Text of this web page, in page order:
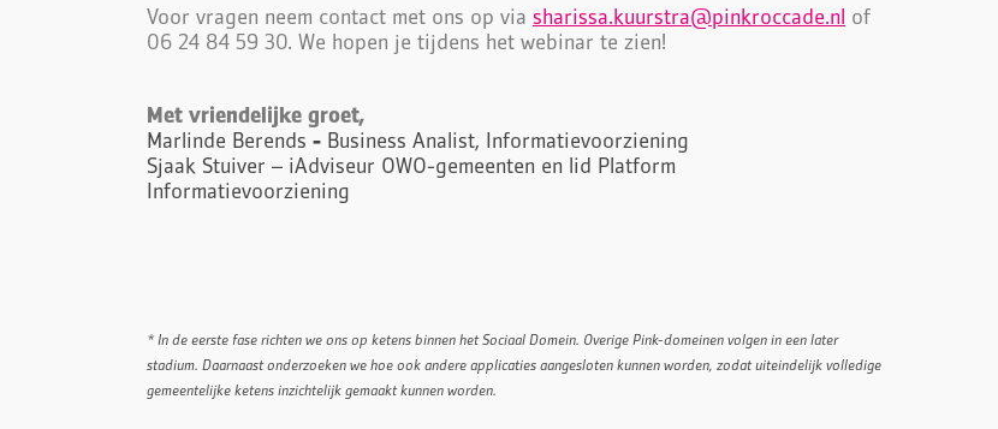
Voor vragen neem contact met ons op via sharissa.kuurstra@pinkroccade.nl
of
06 24 84 59 30. We hopen je tijdens het webinar te zien!
Met vriendelijke groet,
Marlinde Berends - Business Analist, Informatievoorziening
Sjaak Stuiver – iAdviseur OWO-gemeenten en lid Platform
Informatievoorziening
* In de eerste fase richten we ons op ketens binnen het Sociaal Domein. Overige Pink-domeinen volgen in een later
stadium. Daarnaast onderzoeken we hoe ook andere applicaties aangesloten kunnen worden, zodat uiteindelijk volledige
gemeentelijke ketens inzichtelijk gemaakt kunnen worden.